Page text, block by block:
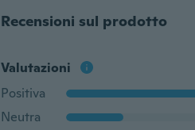
Recensioni sul prodotto
Valutazioni
Positiva
Neutra